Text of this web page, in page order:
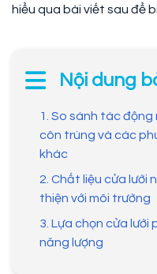
hiểu qua bài viết sau để
Nội dung
1. So sánh tác
côn trùng và các
khác
2. Chất liệu cửa lưới
thiện với môi trường
3. Lựa chọn cửa
năng lượng